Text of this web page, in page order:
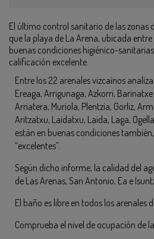
El último control sanitario de las zonas
que la playa de La Arena, ubicada
buenas condiciones higiénico-
calificación excelente.
Entre los 22 arenales vizcaínos
Ereaga, Arrigunaga, Azkorri,
Arriatera, Muriola, Plentzia, Gorliz,
Aritzatxu, Laidatxu, Laida, Laga,
están en buenas condiciones
“excelentes”.
Según dicho informe, la calidad del
de Las Arenas, San Antonio, Ea e
El baño es libre en todos los arenales
Comprueba el nivel de ocupación de